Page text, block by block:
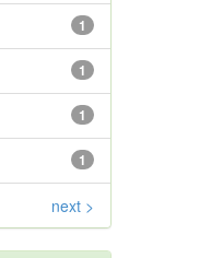
1
1
1
1
next >